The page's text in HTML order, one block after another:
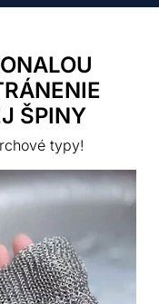
ŠPINY
typy!